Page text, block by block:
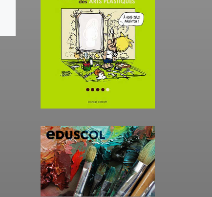
l’ELRO du lycée
Évariste de
Parny
L’artiste
de Parny jusqu’au 20
février. Elle y présente un
petit cabinet de
curiosités, qui […]